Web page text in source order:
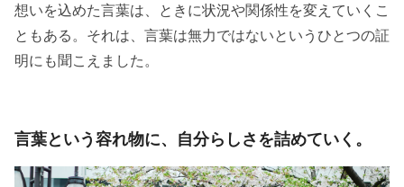
想いを込めた言葉は、ときに状況や関係性を変えていくこ
ともある。それは、言葉は無力ではないというひとつの証
明にも聞こえました。
言葉という容れ物に、自分らしさを詰めていく。